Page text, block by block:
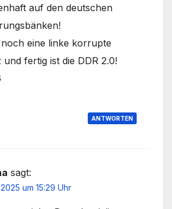
auf den deutschen
eine linke korrupte
und fertig ist die DDR 2.0!
ANTWORTEN
sagt:
um 15:29 Uhr